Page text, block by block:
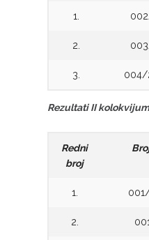
1.
2.
3. 004/
Rezultati II
Redni
broj
1.
2.